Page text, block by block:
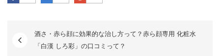
酒さ・赤ら顔に効果的な治し方って？赤ら顔専用 化粧水
「白漢 しろ彩」の口コミって？